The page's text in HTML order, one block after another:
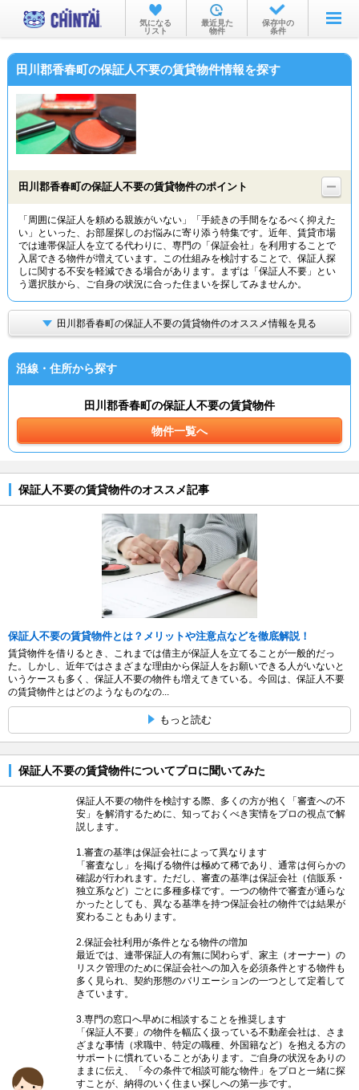
お部屋を探す
沿線・駅から
物件特集から
TOP
気になる
リスト
最近見た
物件
保存中の
条件
田川郡香春町の保証人不要の賃貸物件情報を探す
田川郡香春町の保証人不要の賃貸物件のポイント
「周囲に保証人を頼める親族がいない」「手続きの手間をなるべく抑えた
い」といった、お部屋探しのお悩みに寄り添う特集です。近年、賃貸市場
では連帯保証人を立てる代わりに、専門の「保証会社」を利用することで
入居できる物件が増えています。この仕組みを検討することで、保証人探
しに関する不安を軽減できる場合があります。まずは「保証人不要」とい
う選択肢から、ご自身の状況に合った住まいを探してみませんか。
田川郡香春町の保証人不要の賃貸物件のオススメ情報を見る
沿線・住所から探す
田川郡香春町の保証人不要の賃貸物件
物件一覧へ
保証人不要の賃貸物件のオススメ記事
保証人不要の賃貸物件とは？メリットや注意点などを徹底解説！
賃貸物件を借りるとき、これまでは借主が保証人を立てることが一般的だっ
た。しかし、近年ではさまざまな理由から保証人をお願いできる人がいないと
いうケースも多く、保証人不要の物件も増えてきている。今回は、保証人不要
の賃貸物件とはどのようなものなの...
もっと読む
保証人不要の賃貸物件についてプロに聞いてみた
保証人不要の物件を検討する際、多くの方が抱く「審査への不
安」を解消するために、知っておくべき実情をプロの視点で解
説します。
1.審査の基準は保証会社によって異なります
「審査なし」を掲げる物件は極めて稀であり、通常は何らかの
確認が行われます。ただし、審査の基準は保証会社（信販系・
独立系など）ごとに多種多様です。一つの物件で審査が通らな
かったとしても、異なる基準を持つ保証会社の物件では結果が
変わることもあります。
2.保証会社利用が条件となる物件の増加
最近では、連帯保証人の有無に関わらず、家主（オーナー）の
リスク管理のために保証会社への加入を必須条件とする物件も
多く見られ、契約形態のバリエーションの一つとして定着して
きています。
3.専門の窓口へ早めに相談することを推奨します
「保証人不要」の物件を幅広く扱っている不動産会社は、さま
ざまな事情（求職中、特定の職種、外国籍など）を抱える方の
サポートに慣れていることがあります。ご自身の状況をありの
ままに伝え、「今の条件で相談可能な物件」をプロと一緒に探
すことが、納得のいく住まい探しへの第一歩です。